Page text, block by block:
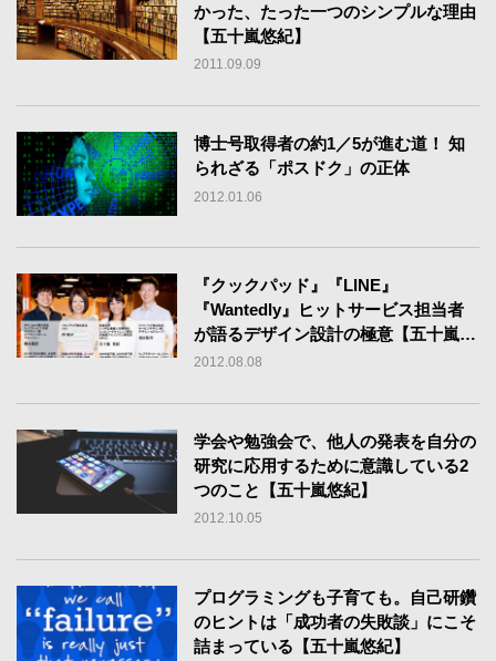
かった、たった一つのシンプルな理由
【五十嵐悠紀】
2011.09.09
博士号取得者の約1／5が進む道！ 知
られざる「ポスドク」の正体
2012.01.06
『クックパッド』『LINE』
『Wantedly』ヒットサービス担当者
が語るデザイン設計の極意【五十嵐悠
紀のUI/UX座談会】
2012.08.08
学会や勉強会で、他人の発表を自分の
研究に応用するために意識している2
つのこと【五十嵐悠紀】
2012.10.05
プログラミングも子育ても。自己研鑽
のヒントは「成功者の失敗談」にこそ
詰まっている【五十嵐悠紀】